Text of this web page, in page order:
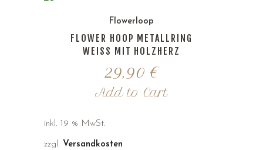
Flowerloop
FLOWER HOOP METALLRING
WEISS MIT HOLZHERZ
29,90 €
Add to Cart
inkl. 19 % MwSt.
zzgl. Versandkosten